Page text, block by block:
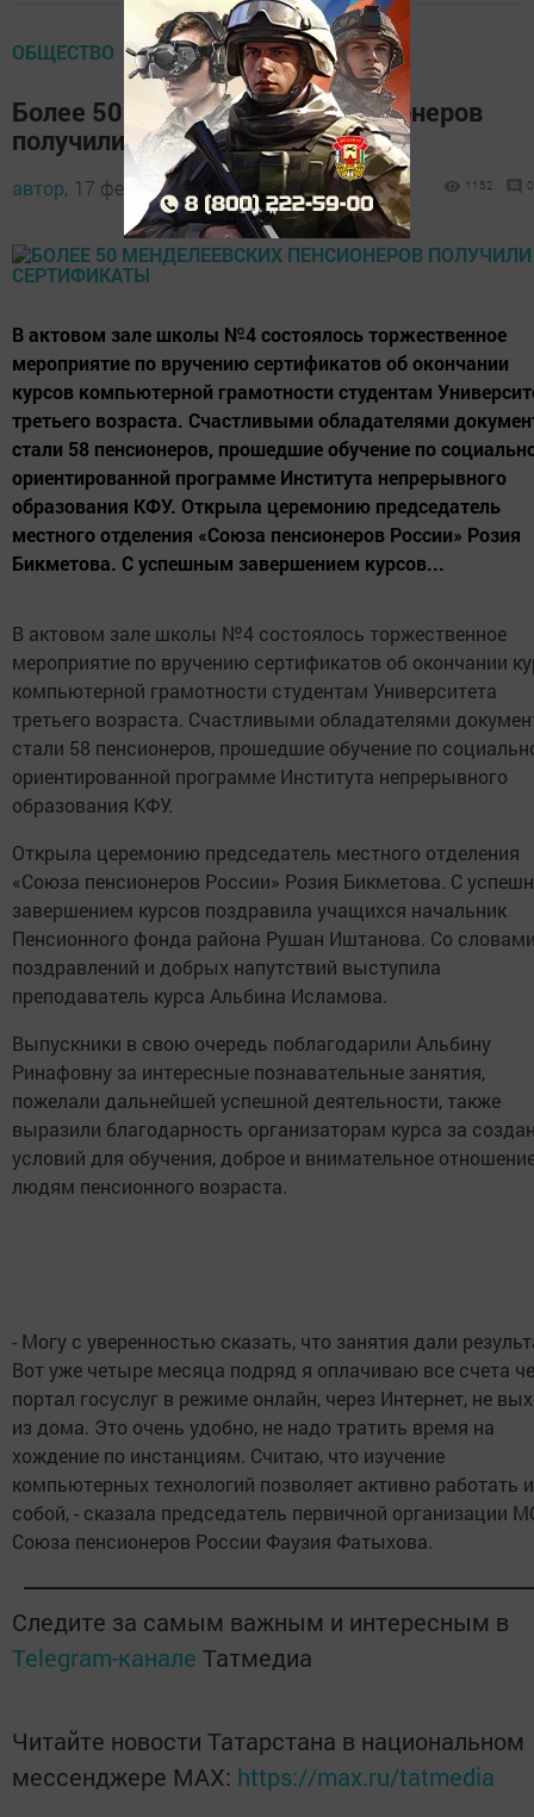
ОБЩЕСТВО
Более 50 менделеевских пенсионеров
получили сертификаты
автор, 17 февраля 2017 - 17:11 1152 0
В актовом зале школы №4 состоялось торжественное
мероприятие по вручению сертификатов об окончании
курсов компьютерной грамотности студентам
третьего возраста. Счастливыми обладателями
стали 58 пенсионеров, прошедшие обучение по
ориентированной программе Института непрерывного
образования КФУ. Открыла церемонию председатель
местного отделения «Союза пенсионеров России» Розия
Бикметова. С успешным завершением курсов...
В актовом зале школы №4 состоялось торжественное
мероприятие по вручению сертификатов об окончании
компьютерной грамотности студентам Университета
третьего возраста. Счастливыми обладателями
стали 58 пенсионеров, прошедшие обучение по
ориентированной программе Института непрерывного
образования КФУ.
Открыла церемонию председатель местного отделения
«Союза пенсионеров России» Розия Бикметова. С
завершением курсов поздравила учащихся начальник
Пенсионного фонда района Рушан Иштанова. Со
поздравлений и добрых напутствий выступила
преподаватель курса Альбина Исламова.
Выпускники в свою очередь поблагодарили Альбину
Ринафовну за интересные познавательные занятия,
пожелали дальнейшей успешной деятельности, также
выразили благодарность организаторам курса за
условий для обучения, доброе и внимательное
людям пенсионного возраста.
- Могу с уверенностью сказать, что занятия дали
Вот уже четыре месяца подряд я оплачиваю все счета
портал госуслуг в режиме онлайн, через Интернет, не
из дома. Это очень удобно, не надо тратить время на
хождение по инстанциям. Считаю, что изучение
компьютерных технологий позволяет активно работать
собой, - сказала председатель первичной организации
Союза пенсионеров России Фаузия Фатыхова.
Следите за самым важным и интересным в
Telegram-канале Татмедиа
Читайте новости Татарстана в национальном
мессенджере MАХ: https://max.ru/tatmedia